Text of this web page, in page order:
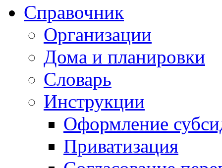
Справочник
Организации
Дома и планировки
Словарь
Инструкции
Оформление
Приватизация